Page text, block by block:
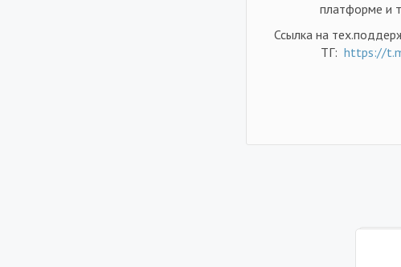
платформе и
Ссылка на
ТГ: https://